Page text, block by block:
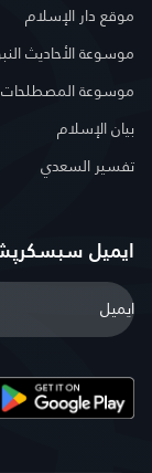
موقع دار الإسلام
موسوعة الأحاديث
موسوعة المصطلحات
بيان الإسلام
تفسير السعدي
ایمیل